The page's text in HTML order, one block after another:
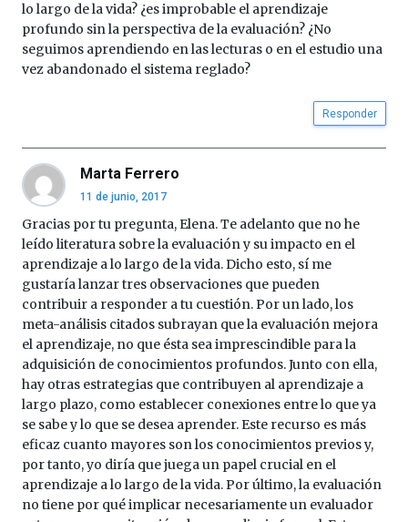
lo largo de la vida? ¿es improbable el aprendizaje
profundo sin la perspectiva de la evaluación? ¿No
seguimos aprendiendo en las lecturas o en el estudio una
vez abandonado el sistema reglado?
Responder
Marta Ferrero
11 de junio, 2017
Gracias por tu pregunta, Elena. Te adelanto que no he
leído literatura sobre la evaluación y su impacto en el
aprendizaje a lo largo de la vida. Dicho esto, sí me
gustaría lanzar tres observaciones que pueden
contribuir a responder a tu cuestión. Por un lado, los
meta-análisis citados subrayan que la evaluación mejora
el aprendizaje, no que ésta sea imprescindible para la
adquisición de conocimientos profundos. Junto con ella,
hay otras estrategias que contribuyen al aprendizaje a
largo plazo, como establecer conexiones entre lo que ya
se sabe y lo que se desea aprender. Este recurso es más
eficaz cuanto mayores son los conocimientos previos y,
por tanto, yo diría que juega un papel crucial en el
aprendizaje a lo largo de la vida. Por último, la evaluación
no tiene por qué implicar necesariamente un evaluador